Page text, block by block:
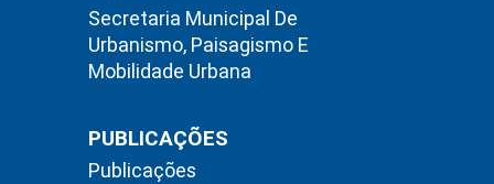
Secretaria Municipal De
Urbanismo, Paisagismo E
Mobilidade Urbana
PUBLICAÇÕES
Publicações